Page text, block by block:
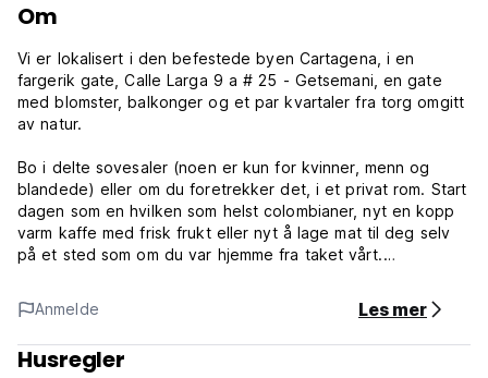
Om
Vi er lokalisert i den befestede byen Cartagena, i en
fargerik gate, Calle Larga 9 a # 25 - Getsemani, en gate
med blomster, balkonger og et par kvartaler fra torg omgitt
av natur.
Bo i delte sovesaler (noen er kun for kvinner, menn og
blandede) eller om du foretrekker det, i et privat rom. Start
dagen som en hvilken som helst colombianer, nyt en kopp
varm kaffe med frisk frukt eller nyt å lage mat til deg selv
på et sted som om du var hjemme fra taket vårt.
Spaser gjennom byen, oppdag restauranter og historiske
steder; besøk baren vår og delta i våre daglige aktiviteter,
som dansekurs og levende musikk, som begynner like etter.
Gjør deg klar til å danse på latinske klubber eller barer med
Anmelde Les mer
Husregler